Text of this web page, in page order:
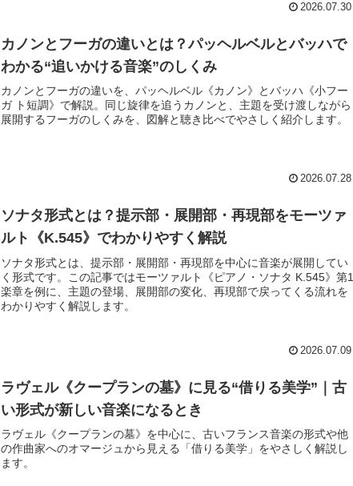
2026.07.30
カノンとフーガの違いとは？パッヘルベルとバッハで
わかる“追いかける音楽”のしくみ
カノンとフーガの違いを、パッヘルベル《カノン》とバッハ《小フー
ガ ト短調》で解説。同じ旋律を追うカノンと、主題を受け渡しながら
展開するフーガのしくみを、図解と聴き比べでやさしく紹介します。
2026.07.28
ソナタ形式とは？提示部・展開部・再現部をモーツァ
ルト《K.545》でわかりやすく解説
ソナタ形式とは、提示部・展開部・再現部を中心に音楽が展開してい
く形式です。この記事ではモーツァルト《ピアノ・ソナタ K.545》第1
楽章を例に、主題の登場、展開部の変化、再現部で戻ってくる流れを
わかりやすく解説します。
2026.07.09
ラヴェル《クープランの墓》に見る“借りる美学”｜古
い形式が新しい音楽になるとき
ラヴェル《クープランの墓》を中心に、古いフランス音楽の形式や他
の作曲家へのオマージュから見える「借りる美学」をやさしく解説し
ます。